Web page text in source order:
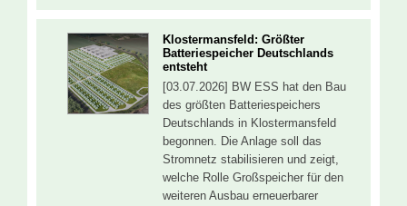
Klostermansfeld: Größter
Batteriespeicher Deutschlands
entsteht
[03.07.2026] BW ESS hat den Bau
des größten Batteriespeichers
Deutschlands in Klostermansfeld
begonnen. Die Anlage soll das
Stromnetz stabilisieren und zeigt,
welche Rolle Großspeicher für den
weiteren Ausbau erneuerbarer